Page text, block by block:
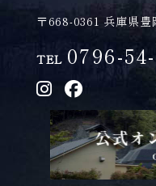
〒668-0361 兵庫県豊
TEL 0796-54-